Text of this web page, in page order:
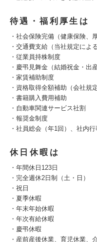
待遇・福利厚生は
・社会保険完備（健康保険、
・交通費支給（当社規定による
・従業員持株制度
・慶弔見舞金（結婚祝金・出
・家賃補助制度
・資格取得全額補助（会社規
・書籍購入費用補助
・自動車関連サービス社割
・報奨金制度
・社員総会（年1回）、社内行
休日休暇は
・年間休日123日
・完全週休2日制（土・日）
・祝日
・夏季休暇
・年末年始休暇
・年次有給休暇
・慶弔休暇
・産前産後休業、育児休業、